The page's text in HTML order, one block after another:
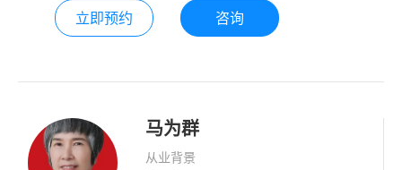
立即预约 咨询
马为群
从业背景